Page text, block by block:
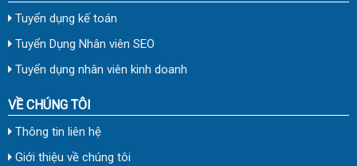
Tuyển dụng kế toán
Tuyển Dụng Nhân viên SEO
Tuyển dụng nhân viên kinh doanh
VỀ CHÚNG TÔI
Thông tin liên hệ
Giới thiệu về chúng tôi